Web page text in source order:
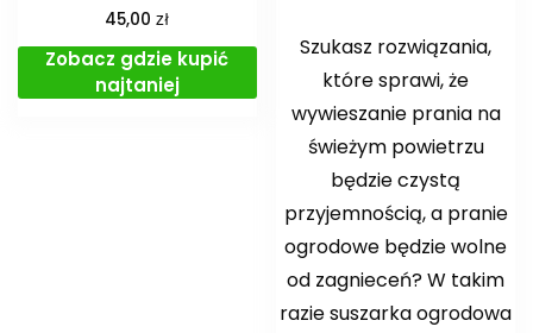
45,00zł
Zobacz gdzie kupić
najtaniej
Szukasz rozwiązania,
które sprawi, że
wywieszanie prania na
świeżym powietrzu
będzie czystą
przyjemnością, a pranie
ogrodowe będzie wolne
od zagnieceń? W takim
razie suszarka ogrodowa